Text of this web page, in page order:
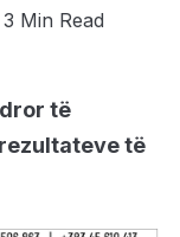
3 Min Read
të
të